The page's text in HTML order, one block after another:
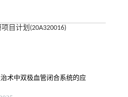
目计划(20A320016)